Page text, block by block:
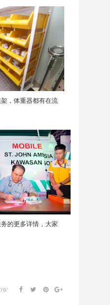
，体重器都有在流
的更多详情，大家